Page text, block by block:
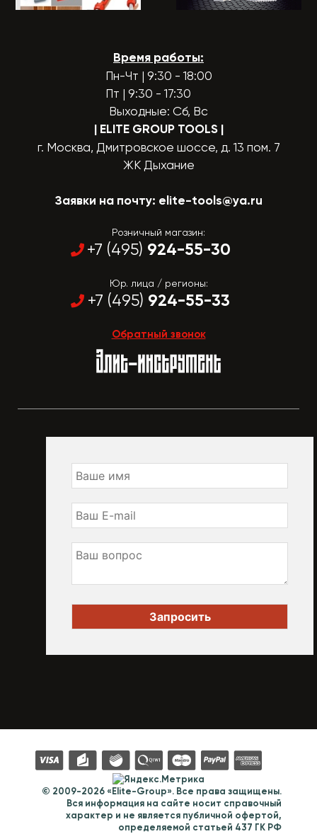
Время работы:
Пн-Чт | 9:30 - 18:00
Пт | 9:30 - 17:30
Выходные: Сб, Вс
| ELITE GROUP TOOLS |
г. Москва, Дмитровское шоссе, д. 13 пом. 7
ЖК Дыхание
Заявки на почту: elite-tools@ya.ru
Розничный магазин:
+7 (495) 924-55-30
Юр. лица / регионы:
+7 (495) 924-55-33
Обратный звонок
© 2009-2026 «Elite-Group». Все права защищены.
Вся информация на сайте носит справочный
характер и не является публичной офертой,
определяемой статьей 437 ГК РФ